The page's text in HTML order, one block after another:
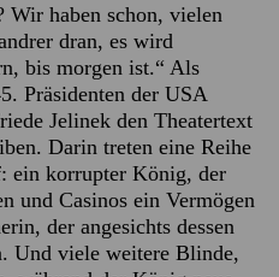
Wir haben schon, vielen
dran, es wird
bis morgen ist.“ Als
Präsidenten der USA
Jelinek den Theatertext
Darin treten eine Reihe
ein korrupter König, der
und Casinos ein Vermögen
der angesichts dessen
Und viele weitere Blinde,